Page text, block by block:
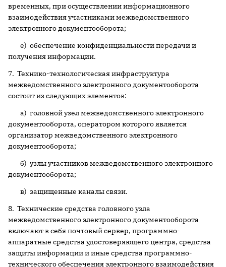
временных, при осуществлении информационного
взаимодействия участниками межведомственного
электронного документооборота;
е) обеспечение конфиденциальности передачи и
получения информации.
7. Технико-технологическая инфраструктура
межведомственного электронного документооборота
состоит из следующих элементов:
а) головной узел межведомственного электронного
документооборота, оператором которого является
организатор межведомственного электронного
документооборота;
б) узлы участников межведомственного электронного
документооборота;
в) защищенные каналы связи.
8. Технические средства головного узла
межведомственного электронного документооборота
включают в себя почтовый сервер, программно-
аппаратные средства удостоверяющего центра, средства
защиты информации и иные средства программно-
технического обеспечения электронного взаимодействия